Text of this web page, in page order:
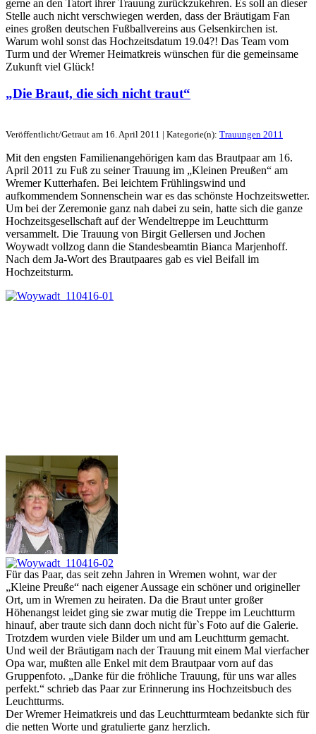
gerne an den Tatort ihrer Trauung zurückzukehren. Es soll an dieser
Stelle auch nicht verschwiegen werden, dass der Bräutigam Fan
eines großen deutschen Fußballvereins aus Gelsenkirchen ist.
Warum wohl sonst das Hochzeitsdatum 19.04?! Das Team vom
Turm und der Wremer Heimatkreis wünschen für die gemeinsame
Zukunft viel Glück!
„Die Braut, die sich nicht traut“
Veröffentlicht/Getraut am 16. April 2011 | Kategorie(n): Trauungen 2011
Mit den engsten Familienangehörigen kam das Brautpaar am 16.
April 2011 zu Fuß zu seiner Trauung im „Kleinen Preußen“ am
Wremer Kutterhafen. Bei leichtem Frühlingswind und
aufkommendem Sonnenschein war es das schönste Hochzeitswetter.
Um bei der Zeremonie ganz nah dabei zu sein, hatte sich die ganze
Hochzeitsgesellschaft auf der Wendeltreppe im Leuchtturm
versammelt. Die Trauung von Birgit Gellersen und Jochen
Woywadt vollzog dann die Standesbeamtin Bianca Marjenhoff.
Nach dem Ja-Wort des Brautpaares gab es viel Beifall im
Hochzeitsturm.
Für das Paar, das seit zehn Jahren in Wremen wohnt, war der
„Kleine Preuße“ nach eigener Aussage ein schöner und origineller
Ort, um in Wremen zu heiraten. Da die Braut unter großer
Höhenangst leidet ging sie zwar mutig die Treppe im Leuchtturm
hinauf, aber traute sich dann doch nicht für`s Foto auf die Galerie.
Trotzdem wurden viele Bilder um und am Leuchtturm gemacht.
Und weil der Bräutigam nach der Trauung mit einem Mal vierfacher
Opa war, mußten alle Enkel mit dem Brautpaar vorn auf das
Gruppenfoto. „Danke für die fröhliche Trauung, für uns war alles
perfekt.“ schrieb das Paar zur Erinnerung ins Hochzeitsbuch des
Leuchtturms.
Der Wremer Heimatkreis und das Leuchtturmteam bedankte sich für
die netten Worte und gratulierte ganz herzlich.